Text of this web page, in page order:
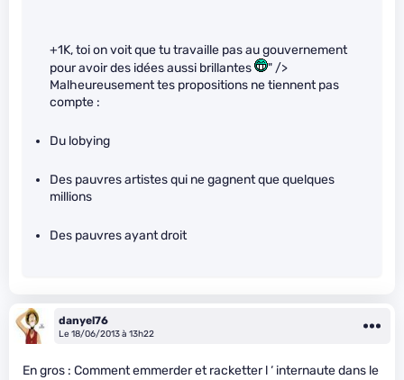
+1K, toi on voit que tu travaille pas au gouvernement
pour avoir des idées aussi brillantes
" />
Malheureusement tes propositions ne tiennent pas
compte :
Du lobying
Des pauvres artistes qui ne gagnent que quelques
millions
Des pauvres ayant droit
danyel76
Le 18/06/2013 à 13h22
En gros : Comment emmerder et racketter l ‘ internaute dans le